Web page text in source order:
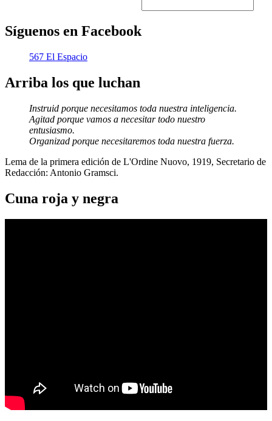
Síguenos en Facebook
567 El Espacio
Arriba los que luchan
Instruid porque necesitamos toda nuestra inteligencia.
Agitad porque vamos a necesitar todo nuestro
entusiasmo.
Organizad porque necesitaremos toda nuestra fuerza.
Lema de la primera edición de L'Ordine Nuovo, 1919, Secretario de
Redacción: Antonio Gramsci.
Cuna roja y negra